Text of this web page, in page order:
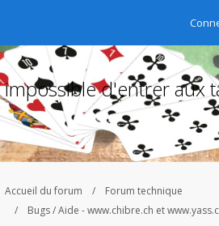
impossible d'entrer aux
Accueil du forum
Forum technique
Bugs / Aide - www.chibre.ch et